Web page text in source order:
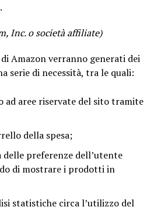
.
Inc. o società affiliate)
Amazon verranno generati dei
serie di necessità, tra le quali:
ad aree riservate del sito tramite
della spesa;
delle preferenze dell’utente
di mostrare i prodotti in
statistiche circa l’utilizzo del